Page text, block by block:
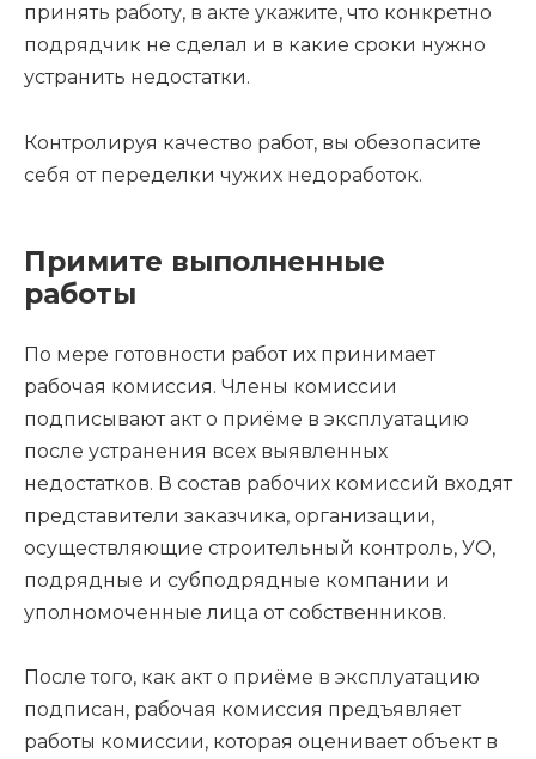
принять работу, в акте укажите, что конкретно
подрядчик не сделал и в какие сроки нужно
устранить недостатки.
Контролируя качество работ, вы обезопасите
себя от переделки чужих недоработок.
Примите выполненные
работы
По мере готовности работ их принимает
рабочая комиссия. Члены комиссии
подписывают акт о приёме в эксплуатацию
после устранения всех выявленных
недостатков. В состав рабочих комиссий входят
представители заказчика, организации,
осуществляющие строительный контроль, УО,
подрядные и субподрядные компании и
уполномоченные лица от собственников.
После того, как акт о приёме в эксплуатацию
подписан, рабочая комиссия предъявляет
работы комиссии, которая оценивает объект в